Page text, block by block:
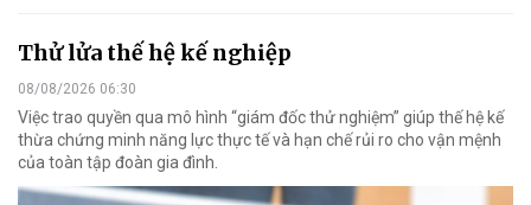
Thử lửa thế hệ kế nghiệp
08/08/2026 06:30
Việc trao quyền qua mô hình “giám đốc thử nghiệm” giúp thế hệ kế
thừa chứng minh năng lực thực tế và hạn chế rủi ro cho vận mệnh
của toàn tập đoàn gia đình.